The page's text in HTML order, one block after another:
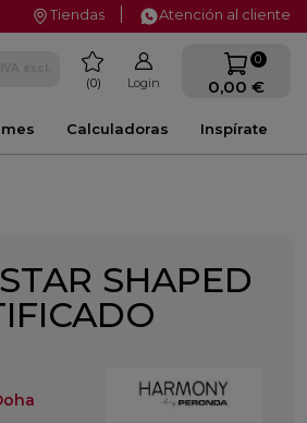
Tiendas Atención al cliente
favorite
0 Login
0
0,00 €
Inspírate
Calculadoras
SHAPED